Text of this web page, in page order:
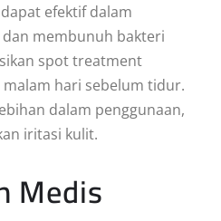
efektif dalam
membunuh bakteri
spot treatment
hari sebelum tidur.
dalam penggunaan,
iritasi kulit.
Medis